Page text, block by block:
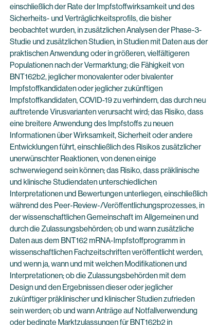
einschließlich der Rate der Impfstoffwirksamkeit und des
Sicherheits- und Verträglichkeitsprofils, die bisher
beobachtet wurden, in zusätzlichen Analysen der Phase-3-
Studie und zusätzlichen Studien, in Studien mit Daten aus der
praktischen Anwendung oder in größeren, vielfältigeren
Populationen nach der Vermarktung; die Fähigkeit von
BNT162b2, jeglicher monovalenter oder bivalenter
Impfstoffkandidaten oder jeglicher zukünftigen
Impfstoffkandidaten, COVID-19 zu verhindern, das durch neu
auftretende Virusvarianten verursacht wird; das Risiko, dass
eine breitere Anwendung des Impfstoffs zu neuen
Informationen über Wirksamkeit, Sicherheit oder andere
Entwicklungen führt, einschließlich des Risikos zusätzlicher
unerwünschter Reaktionen, von denen einige
schwerwiegend sein können; das Risiko, dass präklinische
und klinische Studiendaten unterschiedlichen
Interpretationen und Bewertungen unterliegen, einschließlich
während des Peer-Review-/Veröffentlichungsprozesses, in
der wissenschaftlichen Gemeinschaft im Allgemeinen und
durch die Zulassungsbehörden; ob und wann zusätzliche
Daten aus dem BNT162 mRNA-Impfstoffprogramm in
wissenschaftlichen Fachzeitschriften veröffentlicht werden,
und wenn ja, wann und mit welchen Modifikationen und
Interpretationen; ob die Zulassungsbehörden mit dem
Design und den Ergebnissen dieser oder jeglicher
zukünftiger präklinischer und klinischer Studien zufrieden
sein werden; ob und wann Anträge auf Notfallverwendung
oder bedingte Marktzulassungen für BNT162b2 in